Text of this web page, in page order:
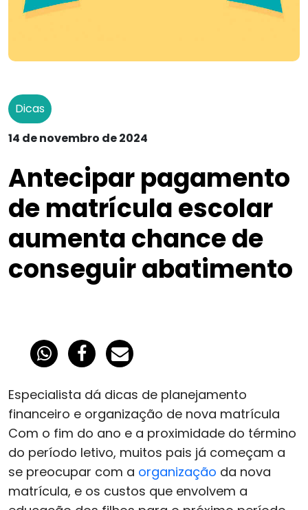
Dicas
14 de novembro de 2024
Antecipar pagamento
de matrícula escolar
aumenta chance de
conseguir abatimento
Especialista dá dicas de planejamento
financeiro e organização de nova matrícula
Com o fim do ano e a proximidade do término
do período letivo, muitos pais já começam a
se preocupar com a organização da nova
matrícula, e os custos que envolvem a